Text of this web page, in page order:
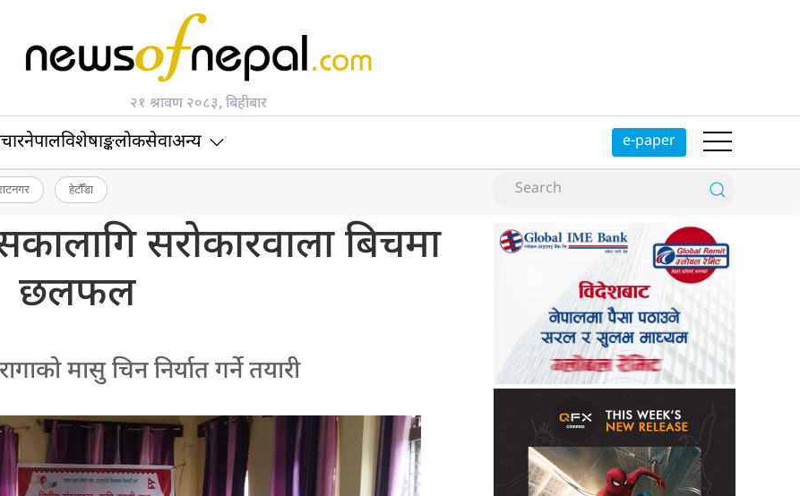
२१ श्रावण २०८३, बिहीबार
नेपालविशेषाङ्कलोकसेवाअन्य e-paper
हेटौँडा
सरोकारवाला बिचमा
छलफल
मासु चिन निर्यात गर्ने तयारी